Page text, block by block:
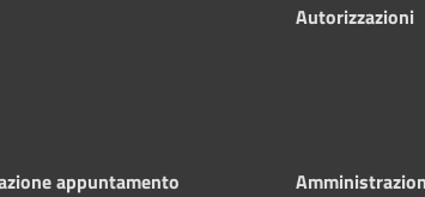
Autorizzazioni
appuntamento